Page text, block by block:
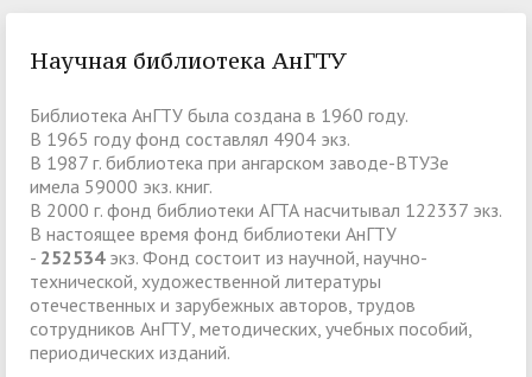
Научная библиотека АнГТУ
Библиотека АнГТУ была создана в 1960 году.
В 1965 году фонд составлял 4904 экз.
В 1987 г. библиотека при ангарском заводе-ВТУЗе
имела 59000 экз. книг.
В 2000 г. фонд библиотеки АГТА насчитывал 122337 экз.
В настоящее время фонд библиотеки АнГТУ
- 252534экз. Фонд состоит из научной, научно-
технической, художественной литературы
отечественных и зарубежных авторов, трудов
сотрудников АнГТУ, методических, учебных пособий,
периодических изданий.